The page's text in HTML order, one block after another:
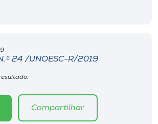
24 /UNOESC-R/2019
Compartilhar